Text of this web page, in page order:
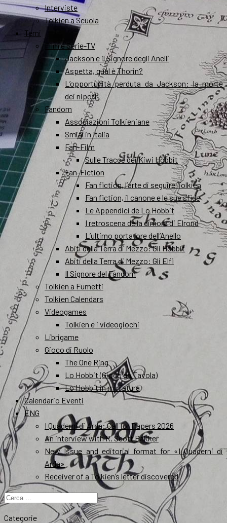
Interviste
Tolkien a Scuola
Temi
Film e Serie-TV
Jackson e il Signore degli Anelli
Aspetta, qual è Thorin?
L’opportunità perduta da Jackson: la morte
dei nipoti
Fandom
Associazioni Tolkieniane
Smial in Italia
Fan-Film
Sulle Tracce dei Kiwi Hobbit
Fan-Fiction
Fan fiction, l’arte di seguire Tolkien
Fan fiction, il canone e le sue sfide
Le Appendici de Lo Hobbit
I retroscena della dimora di Elrond
L’ultimo portatore dell’Anello
Abiti della Terra di Mezzo: Gli Hobbit
Abiti della Terra di Mezzo: Gli Elfi
Il Signore del Fandom
Tolkien a Fumetti
Tolkien Calendars
Videogames
Tolkien e i videogiochi
Librigame
Gioco di Ruolo
The One Ring
Lo Hobbit (Gioco da Tavola)
Lo Hobbit in miniatura
Calendario Eventi
ENG
I Quaderni di Arda: Call for Papers 2026
An interview with R. Scott Bakker
New Issue and editorial format for «I Quaderni di
Arda»
Receiver of a Tolkien’s letter discovered
Ricerca
per:
Categorie